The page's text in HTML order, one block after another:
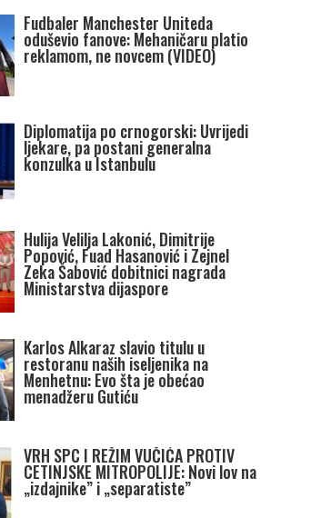
Fudbaler Manchester Uniteda
oduševio fanove: Mehaničaru platio
reklamom, ne novcem (VIDEO)
Diplomatija po crnogorski: Uvrijedi
ljekare, pa postani generalna
konzulka u Istanbulu
Hulija Velilja Lakonić, Dimitrije
Popović, Fuad Hasanović i Zejnel
Zeka Šabović dobitnici nagrada
Ministarstva dijaspore
Karlos Alkaraz slavio titulu u
restoranu naših iseljenika na
Menhetnu: Evo šta je obećao
menadžeru Gutiću
VRH SPC I REŽIM VUČIĆA PROTIV
CETINJSKE MITROPOLIJE: Novi lov na
„izdajnike” i „separatiste”